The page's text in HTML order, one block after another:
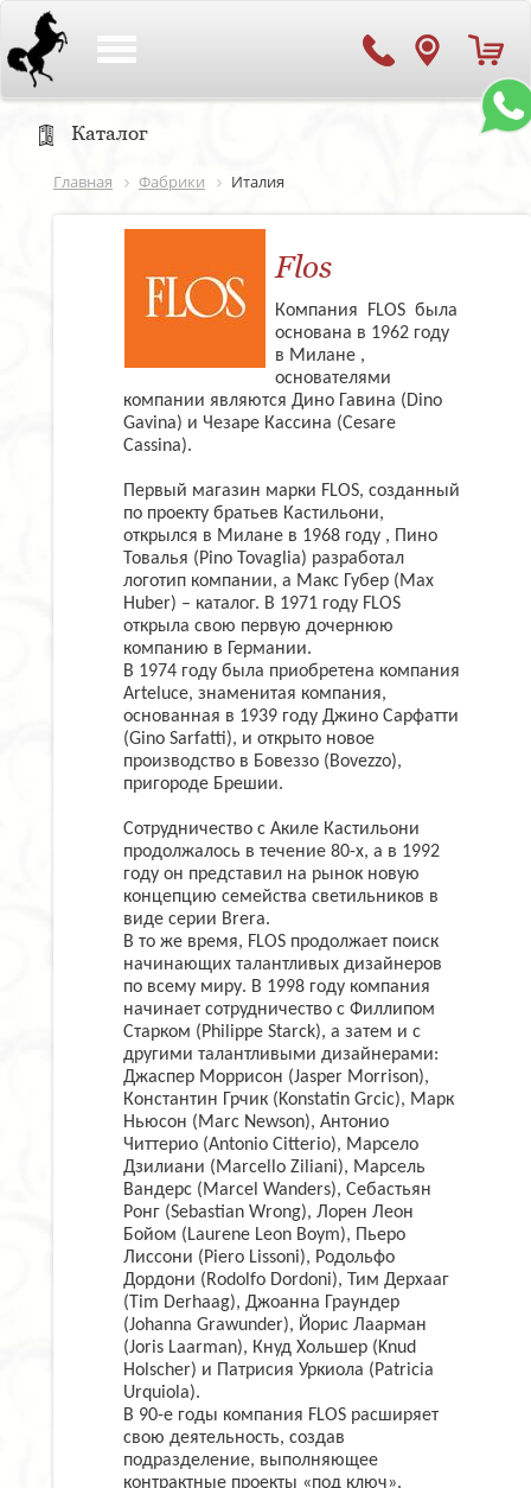
Каталог
Главная Фабрики Италия
Flos
Компания FLOS была
основана в 1962 году
в Милане ,
основателями
компании являются Дино Гавина (Dino
Gavina) и Чезаре Кассина (Cesare
Cassina).
Первый магазин марки FLOS, созданный
по проекту братьев Кастильони,
открылся в Милане в 1968 году , Пино
Товалья (Pino Tovaglia) разработал
логотип компании, а Макс Губер (Max
Huber) – каталог. В 1971 году FLOS
открыла свою первую дочернюю
компанию в Германии.
В 1974 году была приобретена компания
Arteluce, знаменитая компания,
основанная в 1939 году Джино Сарфатти
(Gino Sarfatti), и открыто новое
производство в Бовеззо (Bovezzo),
пригороде Брешии.
Сотрудничество с Акиле Кастильони
продолжалось в течение 80-х, а в 1992
году он представил на рынок новую
концепцию семейства светильников в
виде серии Brera.
В то же время, FLOS продолжает поиск
начинающих талантливых дизайнеров
по всему миру. В 1998 году компания
начинает сотрудничество с Филлипом
Старком (Philippe Starck), а затем и с
другими талантливыми дизайнерами:
Джаспер Моррисон (Jasper Morrison),
Константин Грчик (Konstatin Grcic), Марк
Ньюсон (Marc Newson), Антонио
Читтерио (Antonio Citterio), Марсело
Дзилиани (Marcello Ziliani), Марсель
Вандерс (Marcel Wanders), Себастьян
Ронг (Sebastian Wrong), Лорен Леон
Бойом (Laurene Leon Boym), Пьеро
Лиссони (Piero Lissoni), Родольфо
Дордони (Rodolfo Dordoni), Тим Дерхааг
(Tim Derhaag), Джоанна Граундер
(Johanna Grawunder), Йорис Лаарман
(Joris Laarman), Кнуд Хольшер (Knud
Holscher) и Патрисия Уркиола (Patricia
Urquiola).
В 90-е годы компания FLOS расширяет
свою деятельность, создав
подразделение, выполняющее
контрактные проекты «под ключ».